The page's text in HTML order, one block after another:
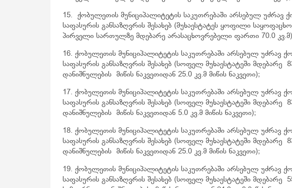
15. ქობულეთის მუნიციპალიტეტის საკუთრებაში არსებულ უძრავ
საფასურის განსაზღვრის შესახებ (მუხაესტატეს ყოფილი
პირველი სართულზე მდებარე არასაცხოვრებელი ფართი 70.0
16. ქობულეთის მუნიციპალიტეტის საკუთრებაში არსებულ უძრავ
საფასურის განსაზღვრის შესახებ (სოფელ მუხაესტატეში
დანიშნულების მიწის ნაკვეთიდან 25.0 კვ.მ მიწის ნაკვეთი);
17. ქობულეთის მუნიციპალიტეტის საკუთრებაში არსებულ უძრავ
საფასურის განსაზღვრის შესახებ (სოფელ მუხაესტატეში
დანიშნულების მიწის ნაკვეთიდან 5.0 კვ.მ მიწის ნაკვეთი);
18. ქობულეთის მუნიციპალიტეტის საკუთრებაში არსებულ უძრავ
საფასურის განსაზღვრის შესახებ (სოფელ მუხაესტატეში
დანიშნულების მიწის ნაკვეთიდან 25.0 კვ.მ მიწის ნაკვეთი);
19. ქობულეთის მუნიციპალიტეტის საკუთრებაში არსებულ უძრავ
საფასურის განსაზღვრის შესახებ (სოფელ მუხაესტატეში